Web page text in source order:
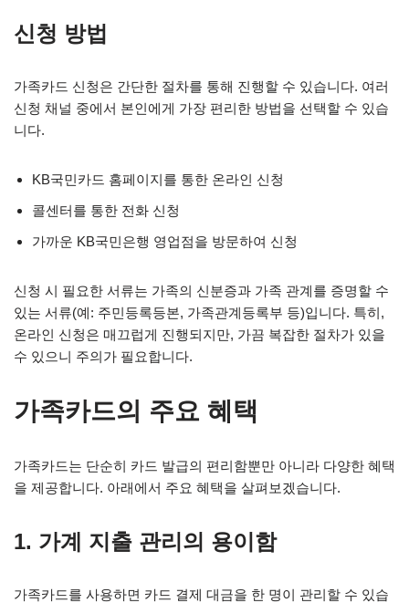
신청 방법
가족카드 신청은 간단한 절차를 통해 진행할 수 있습니다. 여러
신청 채널 중에서 본인에게 가장 편리한 방법을 선택할 수 있습
니다.
KB국민카드 홈페이지를 통한 온라인 신청
콜센터를 통한 전화 신청
가까운 KB국민은행 영업점을 방문하여 신청
신청 시 필요한 서류는 가족의 신분증과 가족 관계를 증명할 수
있는 서류(예: 주민등록등본, 가족관계등록부 등)입니다. 특히,
온라인 신청은 매끄럽게 진행되지만, 가끔 복잡한 절차가 있을
수 있으니 주의가 필요합니다.
가족카드의 주요 혜택
가족카드는 단순히 카드 발급의 편리함뿐만 아니라 다양한 혜택
을 제공합니다. 아래에서 주요 혜택을 살펴보겠습니다.
1. 가계 지출 관리의 용이함
가족카드를 사용하면 카드 결제 대금을 한 명이 관리할 수 있습